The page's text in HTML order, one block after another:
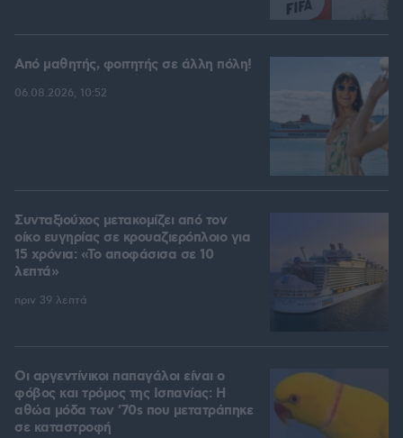
Από μαθητής, φοιτητής σε άλλη πόλη!
06.08.2026, 10:52
Συνταξιούχος μετακομίζει από τον
οίκο ευγηρίας σε κρουαζιερόπλοιο για
15 χρόνια: «Το αποφάσισα σε 10
λεπτά»
πριν 39 λεπτά
Οι αργεντίνικοι παπαγάλοι είναι ο
φόβος και τρόμος της Ισπανίας: Η
αθώα μόδα των '70s που μετατράπηκε
σε καταστροφή